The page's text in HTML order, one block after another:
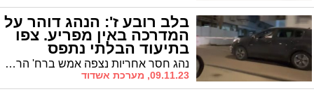
בלב רובע ז': הנהג דוהר על
המדרכה באין מפריע. צפו
בתיעוד הבלתי נתפס
(וידאו) נהג חסר אחריות נצפה אמש ברח' הרקנוס ברובע ז' כשהוא נוסע בפראות על המדרכה. צפו בתיעוד שהועבר למשטרה - שכבר פתחה בחקירה
09.11.23, מערכת אשדוד